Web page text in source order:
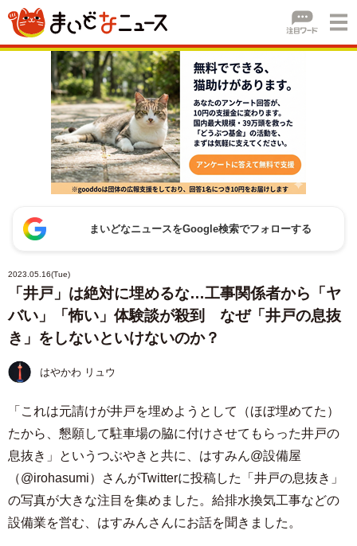
まいどなニュースをGoogle検索でフォローする
2023.05.16(Tue)
「井戸」は絶対に埋めるな…工事関係者から「ヤ
バい」「怖い」体験談が殺到 なぜ「井戸の息抜
き」をしないといけないのか？
はやかわ リュウ
「これは元請けが井戸を埋めようとして（ほぼ埋めてた）
たから、懇願して駐車場の脇に付けさせてもらった井戸の
息抜き」というつぶやきと共に、はすみん@設備屋
（@irohasumi）さんがTwitterに投稿した「井戸の息抜き」
の写真が大きな注目を集めました。給排水換気工事などの
設備業を営む、はすみんさんにお話を聞きました。